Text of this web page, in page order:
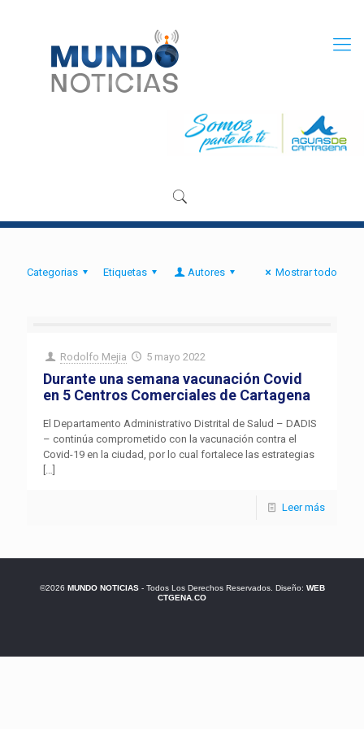
Categorias Etiquetas Autores Mostrar todo
Rodolfo Mejia 5 mayo 2022
Durante una semana vacunación Covid
en 5 Centros Comerciales de Cartagena
El Departamento Administrativo Distrital de Salud – DADIS
– continúa comprometido con la vacunación contra el
Covid-19 en la ciudad, por lo cual fortalece las estrategias
[…]
Leer más
©2026 MUNDO NOTICIAS- Todos Los Derechos Reservados. Diseño: WEB
CTGENA.CO